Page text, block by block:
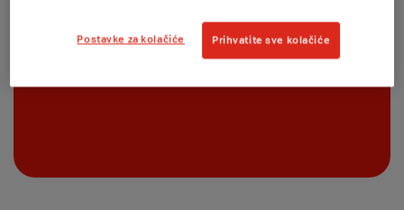
Postavke za kolačiće Prihvatite sve kolačiće